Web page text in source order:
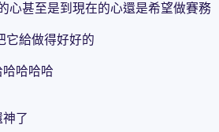
心甚至是到現在的心還是希望做賽務
它給做得好好的
哈哈哈
了